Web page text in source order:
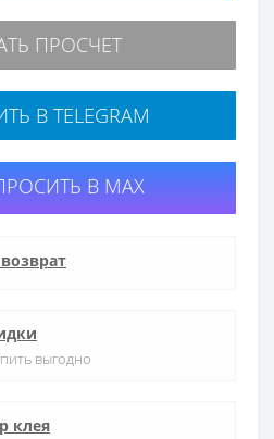
ПРОСЧЕТ
В TELEGRAM
В MAX
выгодно
клея